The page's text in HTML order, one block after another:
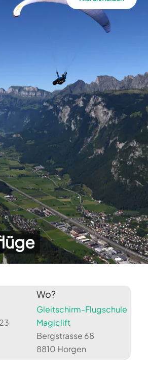
Wo?
Gleitschirm-Flugschule
Magiclift
Bergstrasse 68
8810 Horgen